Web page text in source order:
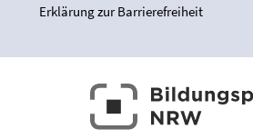
Erklärung zur Barrierefreiheit